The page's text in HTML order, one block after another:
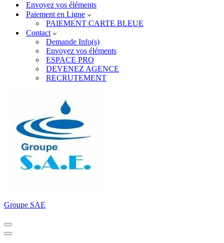
Envoyez vos éléments
Paiement en Ligne
PAIEMENT CARTE BLEUE
Contact
Demande Info(s)
Envoyez vos éléments
ESPACE PRO
DEVENEZ AGENCE
RECRUTEMENT
Groupe SAE
Menu
de
Menu